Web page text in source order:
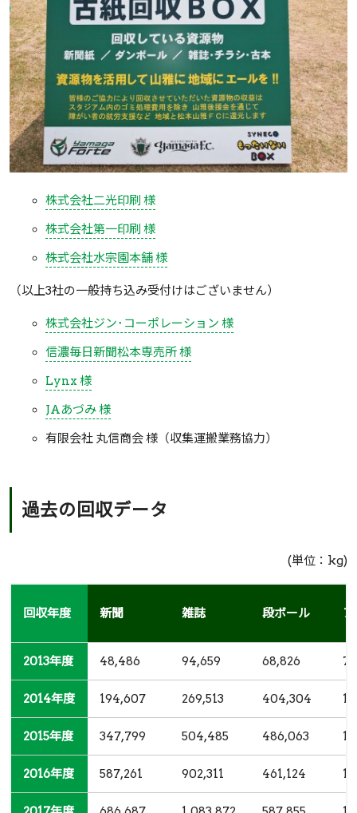
株式会社二光印刷 様
株式会社第一印刷 様
株式会社水宗園本舗 様
（以上3社の一般持ち込み受付けはございません）
株式会社ジン･コーポレーション 様
信濃毎日新聞松本専売所 様
Lynx 様
JAあづみ 様
有限会社 丸信商会 様（収集運搬業務協力）
過去の回収データ
(単位：kg)
回収年度 新聞 雑誌 段ボール
2013年度 48,486 94,659 68,826
2014年度 194,607 269,513 404,304
2015年度 347,799 504,485 486,063
2016年度 587,261 902,311 461,124
回収年度
2013年度
2014年度
2015年度
2016年度